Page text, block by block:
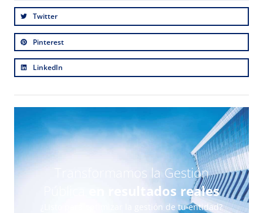
Twitter
Pinterest
LinkedIn
Transformamos la Gestión
en resultados reales
¿Listo para optimizar la gestión de tu entidad?